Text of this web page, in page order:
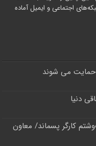
اجتماعی و ایمیل آماده
دنیا
کارگر پسماند/ معاون